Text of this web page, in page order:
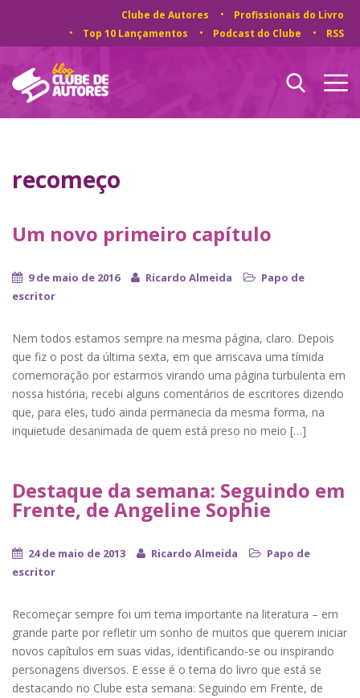
Clube de Autores
Profissionais do Livro
Top 10 Lançamentos
Podcast do Clube RSS
recomeço
Um novo primeiro capítulo
9 de maio de 2016 Ricardo Almeida
Papo de
escritor
Nem todos estamos sempre na mesma página, claro. Depois
que fiz o post da última sexta, em que arriscava uma tímida
comemoração por estarmos virando uma página turbulenta em
nossa história, recebi alguns comentários de escritores dizendo
que, para eles, tudo ainda permanecia da mesma forma, na
inquietude desanimada de quem está preso no meio […]
Destaque da semana: Seguindo em
Frente, de Angeline Sophie
24 de maio de 2013 Ricardo Almeida
Papo de
escritor
Recomeçar sempre foi um tema importante na literatura – em
grande parte por refletir um sonho de muitos que querem iniciar
novos capítulos em suas vidas, identificando-se ou inspirando
personagens diversos. E esse é o tema do livro que está se
destacando no Clube esta semana: Seguindo em Frente, de